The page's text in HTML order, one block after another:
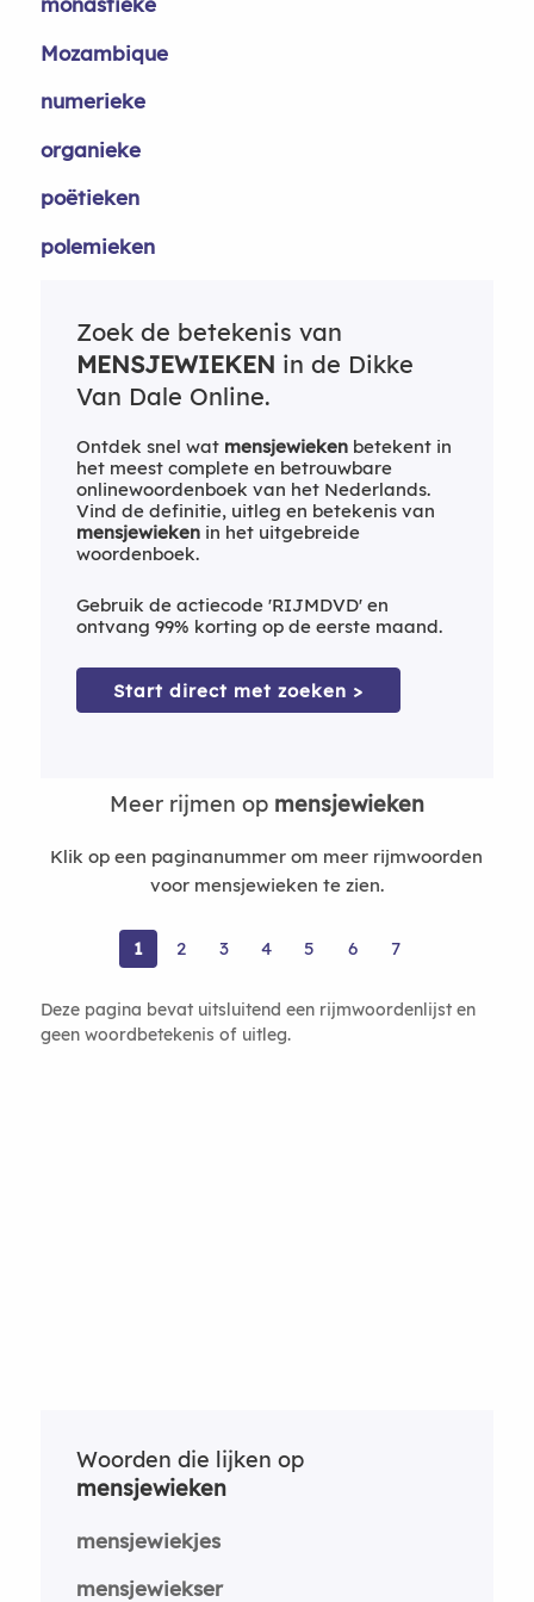
Mozambique
numerieke
organieke
poëtieken
polemieken
Zoek de betekenis van
MENSJEWIEKEN in de Dikke
Van Dale Online.
Ontdek snel wat mensjewiekenbetekent in
het meest complete en betrouwbare
onlinewoordenboek van het Nederlands.
Vind de definitie, uitleg en betekenis van
mensjewiekenin het uitgebreide
woordenboek.
Gebruik de actiecode 'RIJMDVD' en
ontvang 99% korting op de eerste maand.
Start direct met zoeken >
Meer rijmen op mensjewieken
Klik op een paginanummer om meer rijmwoorden
voor mensjewieken te zien.
1 2 3 4 5 6 7
Deze pagina bevat uitsluitend een rijmwoordenlijst en
geen woordbetekenis of uitleg.
Woorden die lijken op
mensjewieken
mensjewiekjes
mensjewiekser